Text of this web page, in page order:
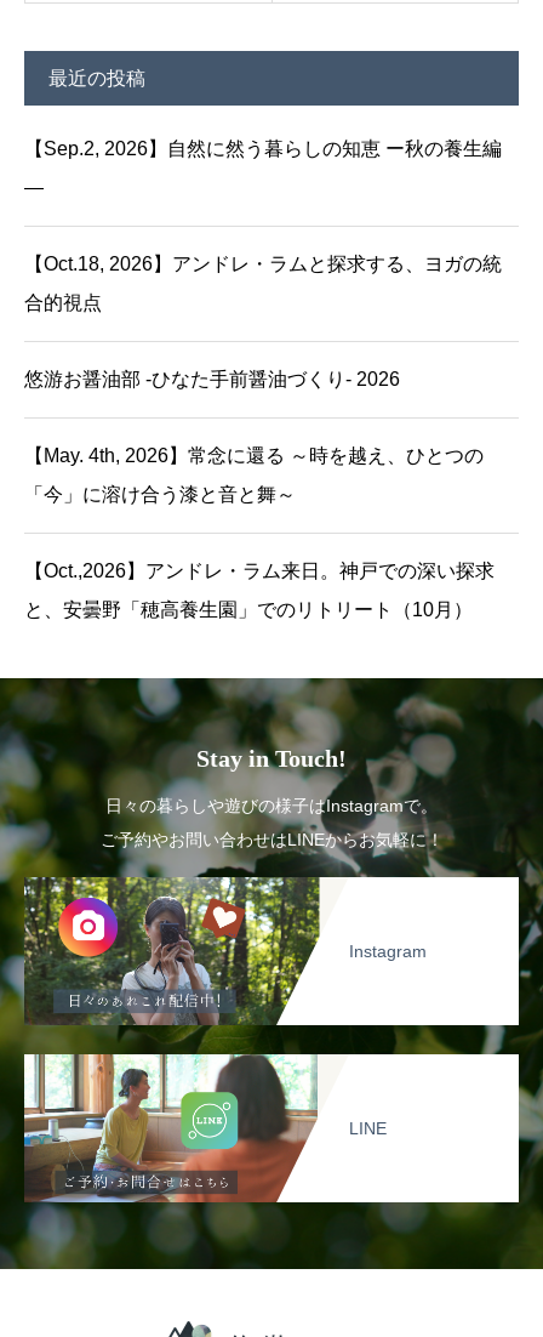
最近の投稿
【Sep.2, 2026】自然に然う暮らしの知恵 ー秋の養生編
—
【Oct.18, 2026】アンドレ・ラムと探求する、ヨガの統
合的視点
悠游お醤油部 -ひなた手前醤油づくり- 2026
【May. 4th, 2026】常念に還る ～時を越え、ひとつの
「今」に溶け合う漆と音と舞～
【Oct.,2026】アンドレ・ラム来日。神戸での深い探求
と、安曇野「穂高養生園」でのリトリート（10月）
Stay in Touch!
日々の暮らしや遊びの様子はInstagramで。
ご予約やお問い合わせはLINEからお気軽に！
Instagram
LINE